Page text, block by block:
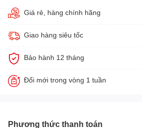
Giá rẻ, hàng chính hãng
Giao hàng siêu tốc
Bảo hành 12 tháng
Đổi mới trong vòng 1 tuần
Phương thức thanh toán